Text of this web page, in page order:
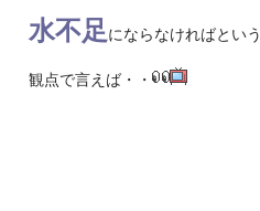
水不足にならなければという
観点で言えば・・